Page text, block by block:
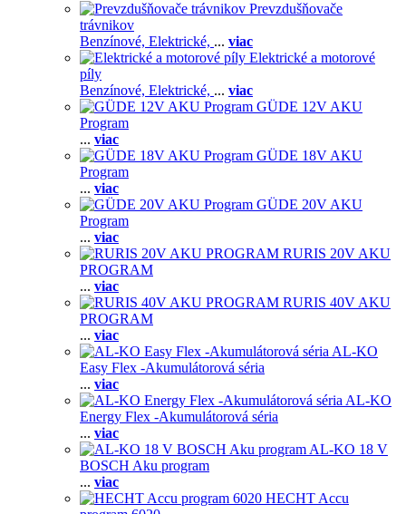
Prevzdušňovače
trávnikov
Benzínové, Elektrické, ... viac
Elektrické a motorové
píly
Benzínové, Elektrické, ... viac
GÜDE 12V AKU
Program
... viac
GÜDE 18V AKU
Program
... viac
GÜDE 20V AKU
Program
... viac
RURIS 20V AKU
PROGRAM
... viac
RURIS 40V AKU
PROGRAM
... viac
AL-KO
Easy Flex -Akumulátorová séria
... viac
AL-KO
Energy Flex -Akumulátorová séria
... viac
AL-KO 18 V
BOSCH Aku program
... viac
HECHT Accu